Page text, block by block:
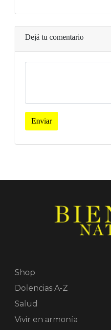
Dejá tu comentario
Enviar
Shop
Dolencias A-Z
Salud
Vivir en armonía